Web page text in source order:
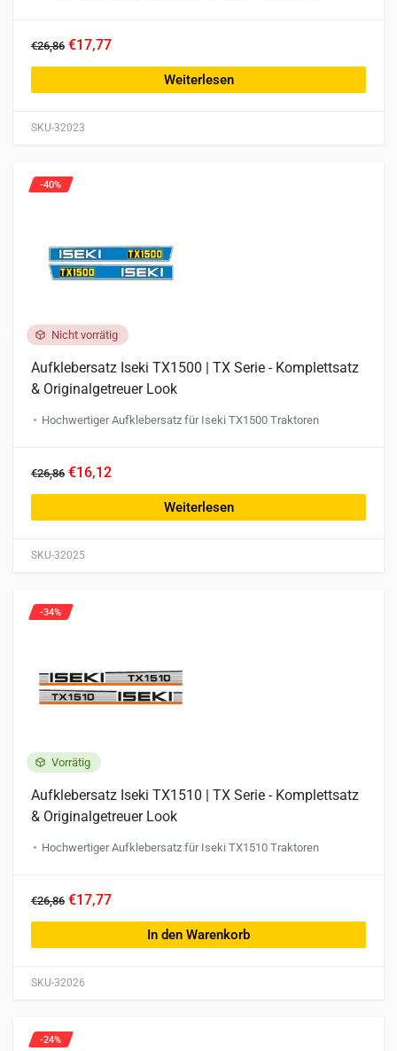
SKU-32023
€26,86 €17,77
Weiterlesen
Nicht vorrätig
SKU-32025
-40%
Aufklebersatz Iseki TX1500 | TX Serie - Komplettsatz
& Originalgetreuer Look
Hochwertiger Aufklebersatz für Iseki TX1500 Traktoren
€26,86 €16,12
Weiterlesen
Vorrätig
SKU-32026
-34%
Aufklebersatz Iseki TX1510 | TX Serie - Komplettsatz
& Originalgetreuer Look
Hochwertiger Aufklebersatz für Iseki TX1510 Traktoren
€26,86 €17,77
In den Warenkorb
-24%